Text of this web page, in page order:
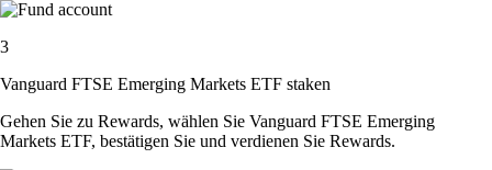
3
Vanguard FTSE Emerging Markets ETF staken
Gehen Sie zu Rewards, wählen Sie Vanguard FTSE Emerging
Markets ETF, bestätigen Sie und verdienen Sie Rewards.